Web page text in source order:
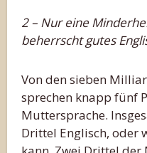
2 – Nur eine
beherrscht gutes
Von den sieben
sprechen knapp fünf
Muttersprache.
Drittel Englisch, oder